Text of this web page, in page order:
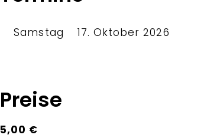
Samstag 17. Oktober 2026
Preise
5,00 €